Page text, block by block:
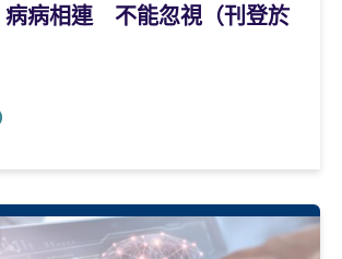
病病相連 不能忽視（刊登於